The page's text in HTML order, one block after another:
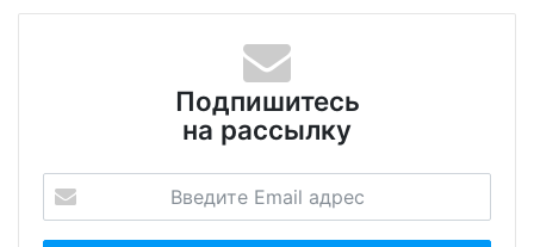
Подпишитесь
на рассылку